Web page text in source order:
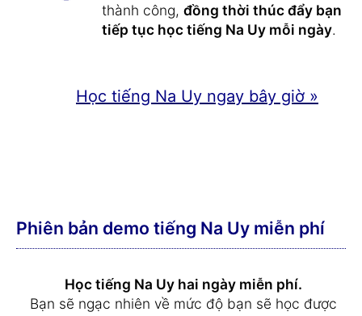
thành công, đồng thời thúc đẩy bạn
tiếp tục học tiếng Na Uy mỗi ngày.
Học tiếng Na Uy ngay bây giờ »
Phiên bản demo tiếng Na Uy miễn phí
Học tiếng Na Uy hai ngày miễn phí.
Bạn sẽ ngạc nhiên về mức độ bạn sẽ học được